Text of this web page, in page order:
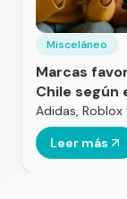
Misceláneo
Marcas
Chile según
Adidas, Roblox
Leer más